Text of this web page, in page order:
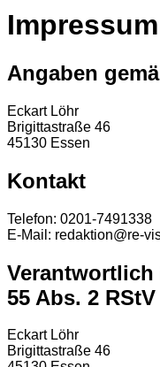
Impressum
Angaben
Eckart Löhr
Brigittastraße 46
45130 Essen
Kontakt
Telefon: 0201-7491338
E-Mail: redaktion@re-
55 Abs. 2 RStV
Eckart Löhr
Brigittastraße 46